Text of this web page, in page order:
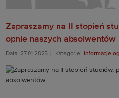
Zapraszamy na II stopień
opnie naszych absolwentów
Data: 27.01.2025 Kategorie: Informacje